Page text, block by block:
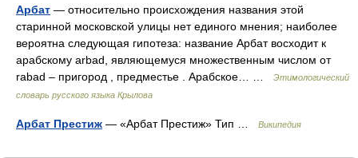
Арбат — относительно происхождения названия этой
старинной московской улицы нет единого мнения; наиболее
вероятна следующая гипотеза: название Арбат восходит к
арабскому arbad, являющемуся множественным числом от
rabad – пригород , предместье . Арабское… …
Этимологический
словарь русского языка Крылова
Арбат Престиж — «Арбат Престиж» Тип … Википедия